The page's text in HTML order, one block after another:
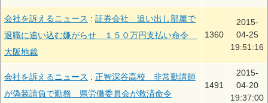
会社を訴えるニュース : 証券会社 追い出し部屋で
退職に追い込む嫌がらせ １５０万円支払い命令
大阪地裁
1360
2015-
04-25
19:51:16
会社を訴えるニュース : 正智深谷高校 非常勤講師
が偽装請負で勤務 県労働委員会が救済命令
1491
2015-
04-20
19:37:00